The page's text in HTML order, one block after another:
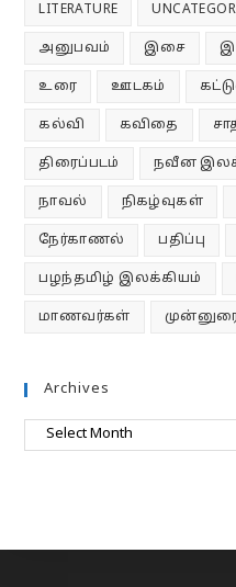
LITERATURE
அனுபவம் இசை
உரை ஊடகம்
கல்வி கவிதை
திரைப்படம் நவீன
நாவல் நிகழ்வுகள்
நேர்காணல் பதிப்பு
பழந்தமிழ் இலக்கியம்
மாணவர்கள்
Archives
Archives